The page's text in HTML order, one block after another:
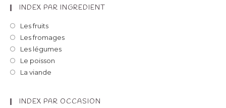
INDEX PAR INGREDIENT
Les fruits
Les fromages
Les légumes
Le poisson
La viande
INDEX PAR OCCASION